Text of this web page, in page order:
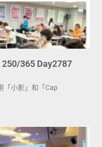
365 Day2787
「小影」和「Cap